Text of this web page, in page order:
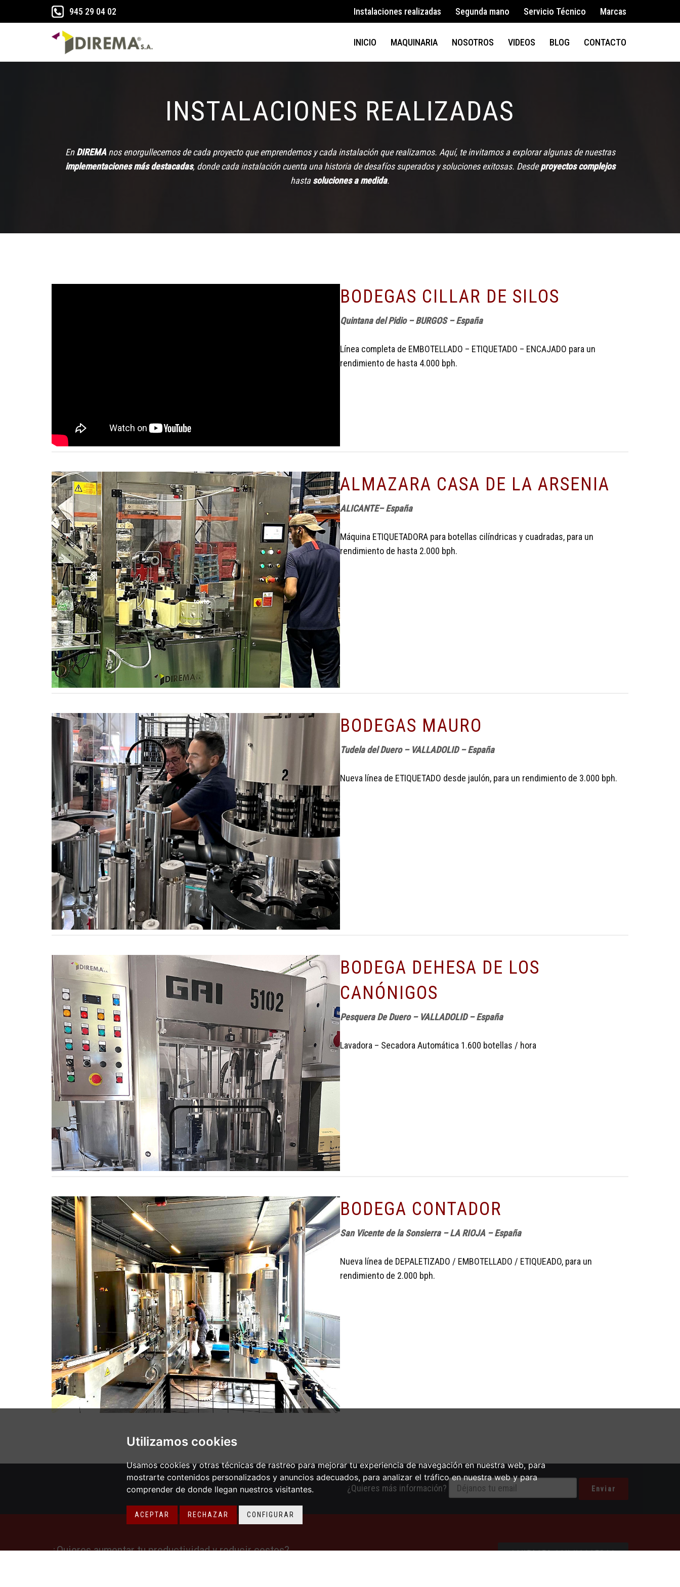
Utilizamos cookies
Usamos cookies y otras técnicas de rastreo para mejorar tu experiencia de navegación en nuestra web, para
mostrarte contenidos personalizados y anuncios adecuados, para analizar el tráfico en nuestra web y para
comprender de donde llegan nuestros visitantes.
ACEPTAR RECHAZAR CONFIGURAR
945 29 04 02 Instalaciones realizadas Segunda mano Servicio Técnico Marcas
INICIO MAQUINARIA NOSOTROS VIDEOS BLOG CONTACTO
INSTALACIONES REALIZADAS
EnDIREMAnos enorgullecemos de cada proyecto que emprendemos y cada instalación que realizamos. Aquí, te invitamos a explorar algunas de nuestras
implementaciones más destacadas, donde cada instalación cuenta una historia de desafíos superados y soluciones exitosas. Desdeproyectos complejos
hastasoluciones a medida.
BODEGAS CILLAR DE SILOS
Quintana del Pidio – BURGOS – España
Línea completa de EMBOTELLADO – ETIQUETADO – ENCAJADO para un
rendimiento de hasta 4.000 bph.
ALMAZARA CASA DE LA ARSENIA
ALICANTE– España
Máquina ETIQUETADORA para botellas cilíndricas y cuadradas, para un
rendimiento de hasta 2.000 bph.
BODEGAS MAURO
Tudela del Duero – VALLADOLID – España
Nueva línea de ETIQUETADO desde jaulón, para un rendimiento de 3.000 bph.
BODEGA DEHESA DE LOS
CANÓNIGOS
Pesquera De Duero – VALLADOLID – España
Lavadora – Secadora Automática 1.600 botellas / hora
BODEGA CONTADOR
San Vicente de la Sonsierra – LA RIOJA – España
Nueva línea de DEPALETIZADO / EMBOTELLADO / ETIQUEADO, para un
rendimiento de 2.000 bph.
¿Quieres más información?
¿Quieres aumentar tu productividad y reducir costos?